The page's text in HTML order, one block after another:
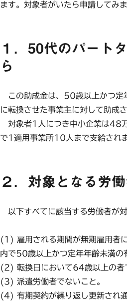
ます。対象者がいたら申請してみま
１．50代のパート
ら
この助成金は、50歳以上かつ定
に転換させた事業主に対して助成さ
対象者1人につき中小企業は48
で1適用事業所10人まで支給されま
２．対象となる労
以下すべてに該当する労働者が対
(1) 雇用される期間が無期雇用者
内で50歳以上かつ定年年齢未満の
(2) 転換日において64歳以上の者
(3) 派遣労働者でないこと。
(4) 有期契約が繰り返し更新され